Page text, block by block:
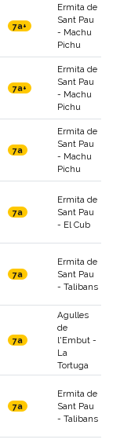
7a+
Ermita de
Sant Pau
- Machu
Pichu
7a+
Ermita de
Sant Pau
- Machu
Pichu
7a
Ermita de
Sant Pau
- Machu
Pichu
7a
Ermita de
Sant Pau
- El Cub
7a
Ermita de
Sant Pau
- Talibans
7a
Agulles
de
l'Embut -
La
Tortuga
7a
Ermita de
Sant Pau
- Talibans